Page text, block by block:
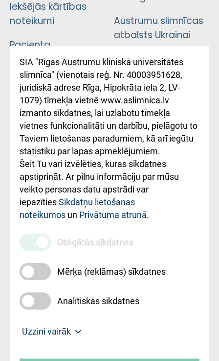
Iekšējās kārtības
noteikumi
Pacienta
atsauksmju/sūdzību
iesniegšanas
kārtība
Kā pie mums nokļūt
Rēķinu apmaksas
ceļvedis
Rekvizīti un
ārstniecības
iestādes kods
010000234
Maksas
pakalpojumu
cenrādis
Austrumu slimnīcas
atbalsts Ukrainai
Підтримка Східної
лікарні та співпраця з
Україною
SIA "Rīgas Austrumu klīniskā universitātes
slimnīca" (vienotais reģ. Nr. 40003951628,
juridiskā adrese Rīga, Hipokrāta iela 2, LV-
1079) tīmekļa vietnē www.aslimnica.lv
izmanto sīkdatnes, lai uzlabotu tīmekļa
vietnes funkcionalitāti un darbību, pielāgotu to
Taviem lietošanas paradumiem, kā arī iegūtu
statistiku par lapas apmeklējumiem.
Šeit Tu vari izvēlēties, kuras sīkdatnes
apstiprināt. Ar pilnu informāciju par mūsu
veikto personas datu apstrādi var
iepazītiesSīkdatņu lietošanas
noteikumos un Privātuma atrunā.
Obligātās sīkdatnes
Mērķa (reklāmas) sīkdatnes
Analītiskās sīkdatnes
Uzzini vairāk